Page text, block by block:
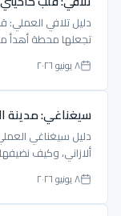
دليل تلافي العملي:
تجعلها محطة أهدأ
٨ يونيو ٢٠٢٦
سيغناغي: مدينة
دليل سيغناغي
ألازاني، وكيف
٨ يونيو ٢٠٢٦